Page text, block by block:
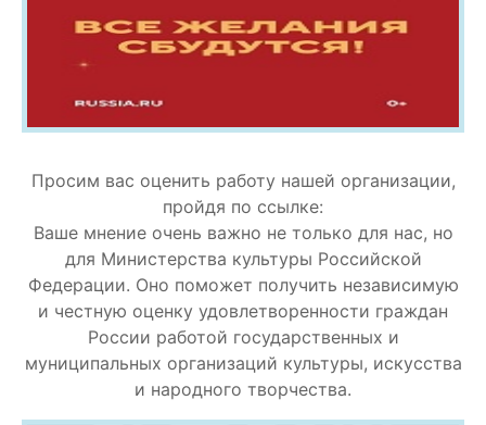
Просим вас оценить работу нашей организации,
пройдя по ссылке:
Ваше мнение очень важно не только для нас, но
для Министерства культуры Российской
Федерации. Оно поможет получить независимую
и честную оценку удовлетворенности граждан
России работой государственных и
муниципальных организаций культуры, искусства
и народного творчества.